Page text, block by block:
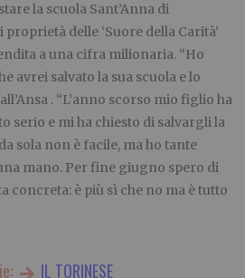
la scuola Sant’Anna di
delle ‘Suore della Carità’
a una cifra milionaria. “Ho
avrei salvato la sua scuola e lo
. “L’anno scorso mio figlio ha
serio e mi ha chiesto di salvargli la
sola non è facile, ma ho tante
mano. Per fine giugno spero di
concreta: è più sì che no ma è tutto
IL TORINESE